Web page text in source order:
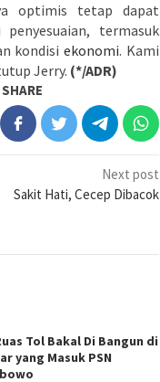
optimis tetap dapat
termasuk
kondisi ekonomi. Kami
Jerry. (*/ADR)
SHARE
Next post
Sakit Hati, Cecep Dibacok
Tol Bakal Di Bangun di
yang Masuk PSN